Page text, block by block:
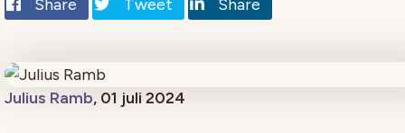
Share Tweet Share
Julius Ramb, 01 juli 2024